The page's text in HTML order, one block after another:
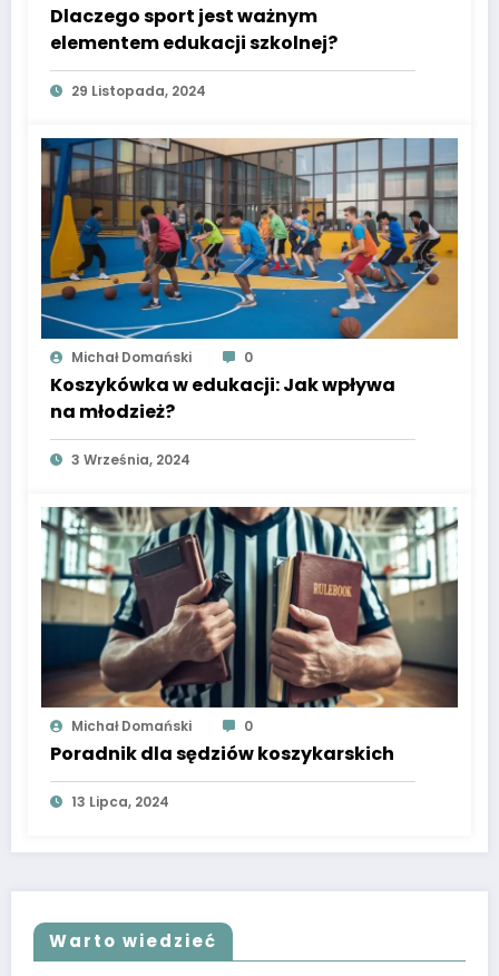
Dlaczego sport jest ważnym
elementem edukacji szkolnej?
29 Listopada, 2024
Michał Domański 0
Koszykówka w edukacji: Jak wpływa
na młodzież?
3 Września, 2024
Michał Domański 0
Poradnik dla sędziów koszykarskich
13 Lipca, 2024
Warto wiedzieć